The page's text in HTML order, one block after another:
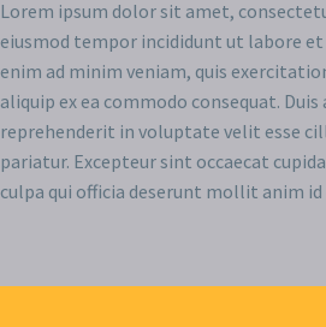
Lorem ipsum dolor sit amet,
eiusmod tempor incididunt ut labore
enim ad minim veniam, quis
aliquip ex ea commodo consequat.
reprehenderit in voluptate velit esse
pariatur. Excepteur sint occaecat
culpa qui officia deserunt mollit anim